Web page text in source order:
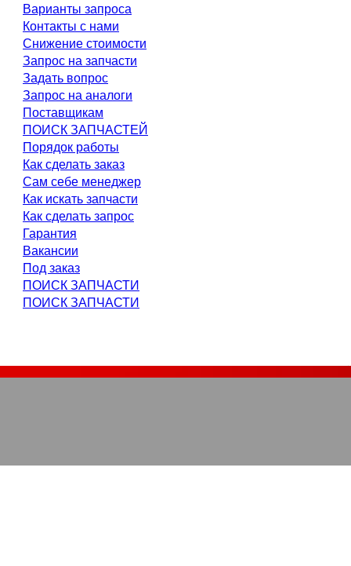
Варианты запроса
Контакты с нами
Снижение стоимости
Запрос на запчасти
Задать вопрос
Запрос на аналоги
Поставщикам
ПОИСК ЗАПЧАСТЕЙ
Порядок работы
Как сделать заказ
Сам себе менеджер
Как искать запчасти
Как сделать запрос
Гарантия
Вакансии
Под заказ
ПОИСК ЗАПЧАСТИ
ПОИСК ЗАПЧАСТИ